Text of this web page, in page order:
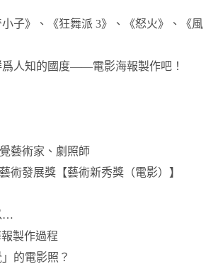
子》、《狂舞派 3》、《怒火》、《風
爲人知的國度——電影海報製作吧！
藝術家、劇照師
術發展獎【藝術新秀獎（電影）】
…
製作過程
的電影照？